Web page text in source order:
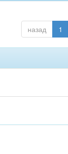
назад 1